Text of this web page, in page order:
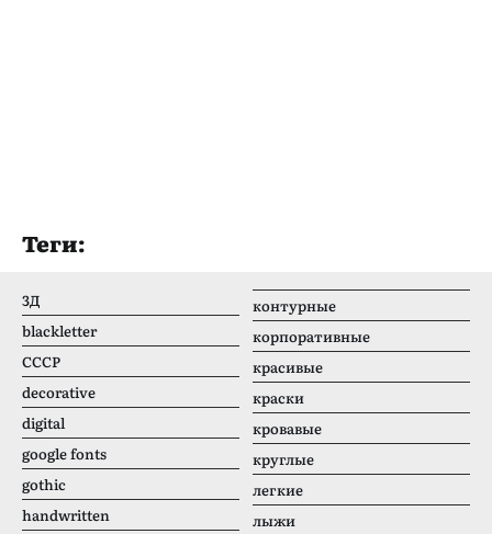
Теги:
3Д
blackletter
CCCР
decorative
digital
google fonts
gothic
handwritten
контурные
корпоративные
красивые
краски
кровавые
круглые
легкие
лыжи